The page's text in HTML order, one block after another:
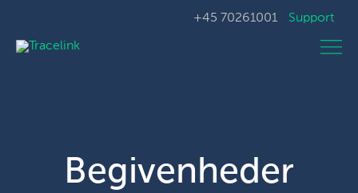
+45 70261001 Support
Begivenheder